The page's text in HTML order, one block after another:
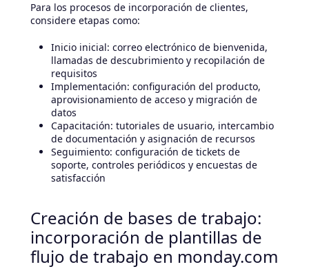
Para los procesos de incorporación de clientes,
considere etapas como:
Inicio inicial: correo electrónico de bienvenida,
llamadas de descubrimiento y recopilación de
requisitos
Implementación: configuración del producto,
aprovisionamiento de acceso y migración de
datos
Capacitación: tutoriales de usuario, intercambio
de documentación y asignación de recursos
Seguimiento: configuración de tickets de
soporte, controles periódicos y encuestas de
satisfacción
Creación de bases de trabajo:
incorporación de plantillas de
flujo de trabajo en monday.com